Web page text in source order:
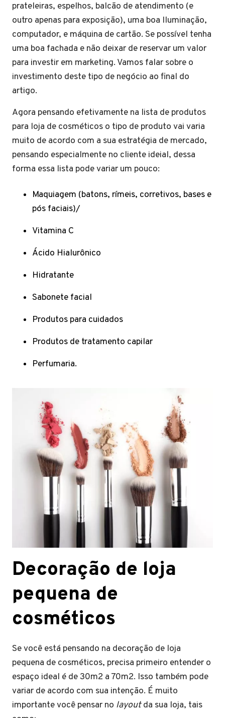
prateleiras, espelhos, balcão de atendimento (e
outro apenas para exposição), uma boa Iluminação,
computador, e máquina de cartão. Se possível tenha
uma boa fachada e não deixar de reservar um valor
para investir em marketing. Vamos falar sobre o
investimento deste tipo de negócio ao final do
artigo.
Agora pensando efetivamente na lista de produtos
para loja de cosméticos o tipo de produto vai varia
muito de acordo com a sua estratégia de mercado,
pensando especialmente no cliente ideial, dessa
forma essa lista pode variar um pouco:
Maquiagem (batons, rímeis, corretivos, bases e
pós faciais)/
Vitamina C
Ácido Hialurônico
Hidratante
Sabonete facial
Produtos para cuidados
Produtos de tratamento capilar
Perfumaria.
Decoração de loja
pequena de
cosméticos
Se você está pensando na decoração de loja
pequena de cosméticos, precisa primeiro entender o
espaço ideal é de 30m2 a 70m2. Isso também pode
variar de acordo com sua intenção. É muito
importante você pensar no layoutda sua loja, tais